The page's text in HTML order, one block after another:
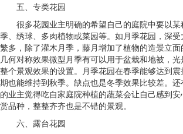
五、专类花园
很多花园业主明确的希望自己的庭院中要以
季、绣球、多肉植物或菜园等。如月季花园，深
繁多，除了灌木月季，藤月增加了植物的造景立
几何对称效果微型月季有可以用于盆栽和地被，
整个景观效果的设置。月季花园在春季能够达到
期也能维持到秋季。缺点也是冬季效果比较差。
的业主觉得吃自家庭院种植的蔬菜会让自己感到
赏品种，整整齐齐也是不错的景观。
六、露台花园